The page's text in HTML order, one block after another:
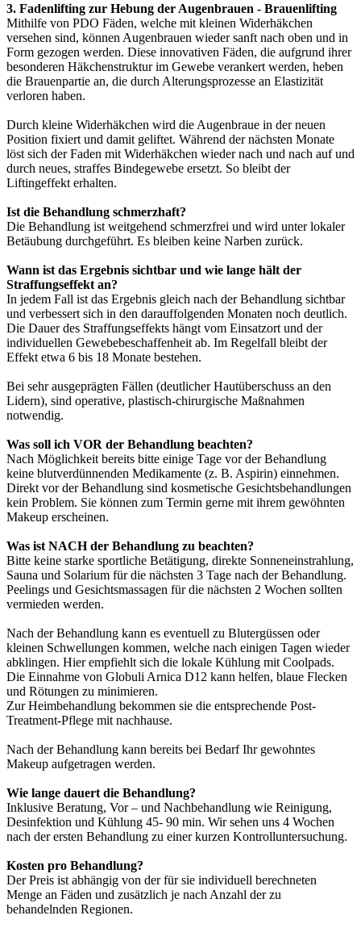
3. Fadenlifting zur Hebung der Augenbrauen - Brauenlifting
Mithilfe von PDO Fäden, welche mit kleinen Widerhäkchen
versehen sind, können Augenbrauen wieder sanft nach oben und in
Form gezogen werden. Diese innovativen Fäden, die aufgrund ihrer
besonderen Häkchenstruktur im Gewebe verankert werden, heben
die Brauenpartie an, die durch Alterungsprozesse an Elastizität
verloren haben.
Durch kleine Widerhäkchen wird die Augenbraue in der neuen
Position fixiert und damit geliftet. Während der nächsten Monate
löst sich der Faden mit Widerhäkchen wieder nach und nach auf und
durch neues, straffes Bindegewebe ersetzt. So bleibt der
Liftingeffekt erhalten.
Ist die Behandlung schmerzhaft?
Die Behandlung ist weitgehend schmerzfrei und wird unter lokaler
Betäubung durchgeführt. Es bleiben keine Narben zurück.
Wann ist das Ergebnis sichtbar und wie lange hält der
Straffungseffekt an?
In jedem Fall ist das Ergebnis gleich nach der Behandlung sichtbar
und verbessert sich in den darauffolgenden Monaten noch deutlich.
Die Dauer des Straffungseffekts hängt vom Einsatzort und der
individuellen Gewebebeschaffenheit ab. Im Regelfall bleibt der
Effekt etwa 6 bis 18 Monate bestehen.
Bei sehr ausgeprägten Fällen (deutlicher Hautüberschuss an den
Lidern), sind operative, plastisch-chirurgische Maßnahmen
notwendig.
Was soll ich VOR der Behandlung beachten?
Nach Möglichkeit bereits bitte einige Tage vor der Behandlung
keine blutverdünnenden Medikamente (z. B. Aspirin) einnehmen.
Direkt vor der Behandlung sind kosmetische Gesichtsbehandlungen
kein Problem. Sie können zum Termin gerne mit ihrem gewöhnten
Makeup erscheinen.
Was ist NACH der Behandlung zu beachten?
Bitte keine starke sportliche Betätigung, direkte Sonneneinstrahlung,
Sauna und Solarium für die nächsten 3 Tage nach der Behandlung.
Peelings und Gesichtsmassagen für die nächsten 2 Wochen sollten
vermieden werden.
Nach der Behandlung kann es eventuell zu Blutergüssen oder
kleinen Schwellungen kommen, welche nach einigen Tagen wieder
abklingen. Hier empfiehlt sich die lokale Kühlung mit Coolpads.
Die Einnahme von Globuli Arnica D12 kann helfen, blaue Flecken
und Rötungen zu minimieren.
Zur Heimbehandlung bekommen sie die entsprechende Post-
Treatment-Pflege mit nachhause.
Nach der Behandlung kann bereits bei Bedarf Ihr gewohntes
Makeup aufgetragen werden.
Wie lange dauert die Behandlung?
Inklusive Beratung, Vor – und Nachbehandlung wie Reinigung,
Desinfektion und Kühlung 45- 90 min. Wir sehen uns 4 Wochen
nach der ersten Behandlung zu einer kurzen Kontrolluntersuchung.
Kosten pro Behandlung?
Der Preis ist abhängig von der für sie individuell berechneten
Menge an Fäden und zusätzlich je nach Anzahl der zu
behandelnden Regionen.